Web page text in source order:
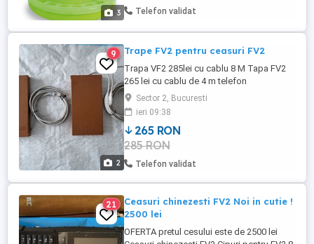
3
de catre pasari, acesta se poate folosi la
Telefon validat
2
9 Trape FV2 pentru ceasuri FV2
Trapa VF2 285lei cu cablu 8 M Tapa FV2
265 lei cu cablu de 4 m telefon
Sector 2, Bucuresti
ieri 09:38
265 RON
285 RON
Telefon validat
21
Ceasuri chinezesti FV2 Noi in cutie !
2500 lei
OFERTA pretul cesului este de 2500 lei